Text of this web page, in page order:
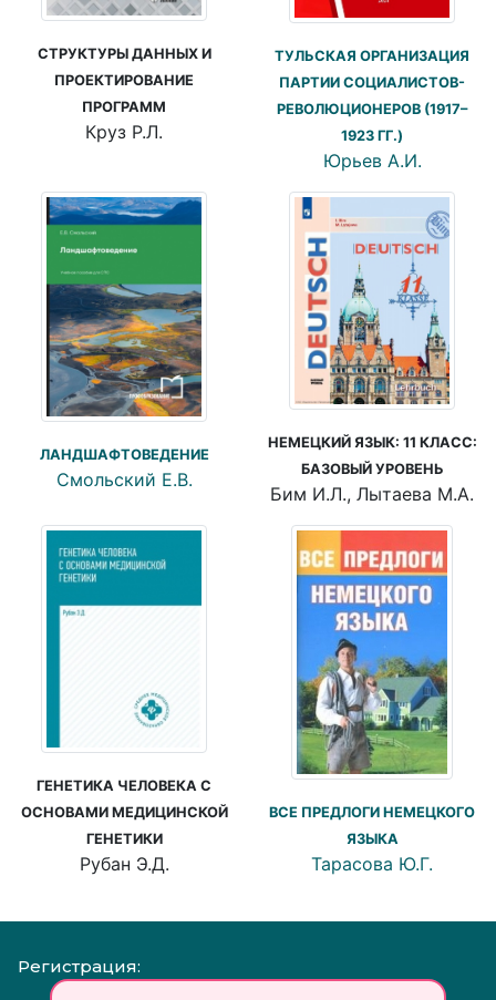
СТРУКТУРЫ ДАННЫХ И
ПРОЕКТИРОВАНИЕ
ПРОГРАММ
Круз Р.Л.
ТУЛЬСКАЯ ОРГАНИЗАЦИЯ
ПАРТИИ СОЦИАЛИСТОВ-
РЕВОЛЮЦИОНЕРОВ (1917–
1923 ГГ.)
Юрьев А.И.
ЛАНДШАФТОВЕДЕНИЕ
Смольский Е.В.
НЕМЕЦКИЙ ЯЗЫК: 11 КЛАСС:
БАЗОВЫЙ УРОВЕНЬ
Бим И.Л., Лытаева М.А.
ГЕНЕТИКА ЧЕЛОВЕКА С
ОСНОВАМИ МЕДИЦИНСКОЙ
ГЕНЕТИКИ
Рубан Э.Д.
ВСЕ ПРЕДЛОГИ НЕМЕЦКОГО
ЯЗЫКА
Тарасова Ю.Г.
Регистрация: